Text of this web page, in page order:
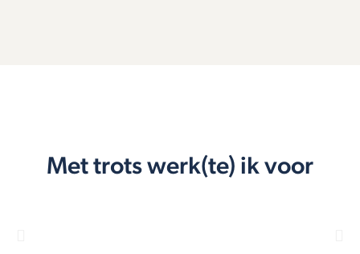
Met trots werk(te) ik voor